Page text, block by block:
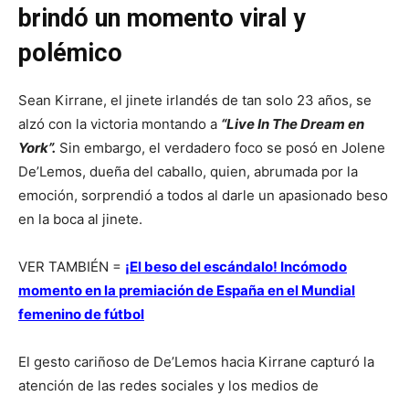
brindó un momento viral y
polémico
Sean Kirrane, el jinete irlandés de tan solo 23 años, se
alzó con la victoria montando a “Live In The Dream en
York”. Sin embargo, el verdadero foco se posó en Jolene
De’Lemos, dueña del caballo, quien, abrumada por la
emoción, sorprendió a todos al darle un apasionado beso
en la boca al jinete.
VER TAMBIÉN = ¡El beso del escándalo! Incómodo
momento en la premiación de España en el Mundial
femenino de fútbol
El gesto cariñoso de De’Lemos hacia Kirrane capturó la
atención de las redes sociales y los medios de